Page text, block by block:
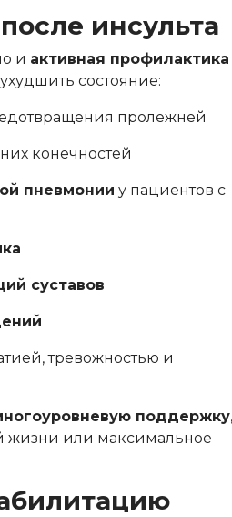
инсульта
и активная профилактика
состояние:
пролежней
конечностей
пневмонии у пациентов с
суставов
тревожностью и
поддержку,
жизни или максимальное